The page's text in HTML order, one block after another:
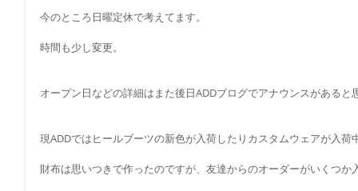
今のところ日曜定休で考えてます。
時間も少し変更。
オープン日などの詳細はまた後日ADDブログでアナウンスがあると
現ADDではヒールブーツの新色が入荷したりカスタムウェアが入荷
財布は思いつきで作ったのですが、友達からのオーダーがいくつ